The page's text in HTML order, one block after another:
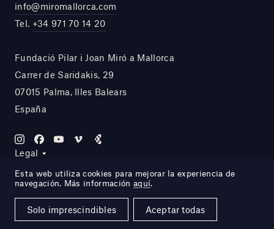
info@miromallorca.com
Tel. +34 971 70 14 20
Fundació Pilar i Joan Miró a Mallorca
Carrer de Saridakis, 29
07015 Palma, Illes Balears
España
Legal
Site by DOMO—A
Esta web utiliza cookies para mejorar la experiencia de
navegación. Más información aquí.
Solo imprescindibles Aceptar todas